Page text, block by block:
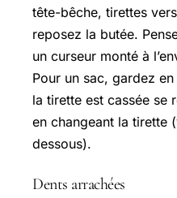
tête-bêche, tirettes
reposez la butée.
un curseur monté à
Pour un sac, gardez
la tirette est cassée se
en changeant la tirette
dessous).
Dents arrachées